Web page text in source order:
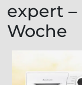
expert
Woche